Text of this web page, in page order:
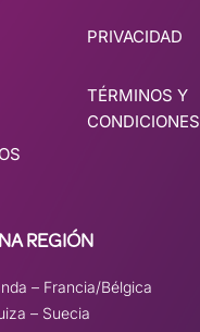
PRIVACIDAD
TÉRMINOS Y
CONDICIONES
REGIÓN
– Francia/Bélgica
– Suecia